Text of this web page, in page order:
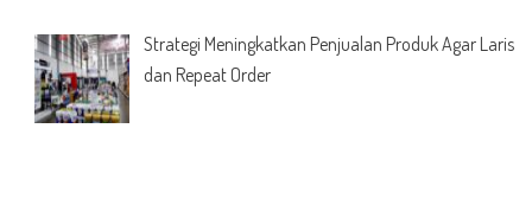
Strategi Meningkatkan Penjualan Produk Agar Laris
dan Repeat Order